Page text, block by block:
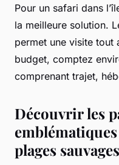
Pour un safari dans
la meilleure solution.
permet une visite tout
budget, comptez
comprenant trajet,
Découvrir les
plages sauvages